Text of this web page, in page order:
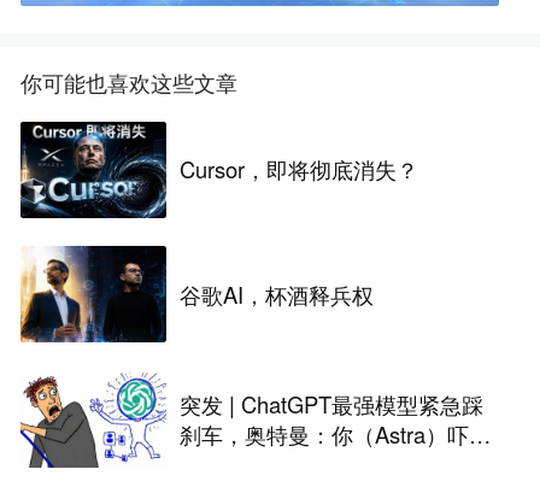
你可能也喜欢这些文章
Cursor，即将彻底消失？
谷歌AI，杯酒释兵权
突发 | ChatGPT最强模型紧急踩
刹车，奥特曼：你（Astra）吓到